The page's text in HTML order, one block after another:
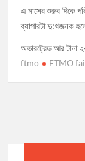
এ মাসের শুরুর দিকে
ব্যাপারটা দু:খজনক
অভারট্রেড আর টানা
ftmo FTMO